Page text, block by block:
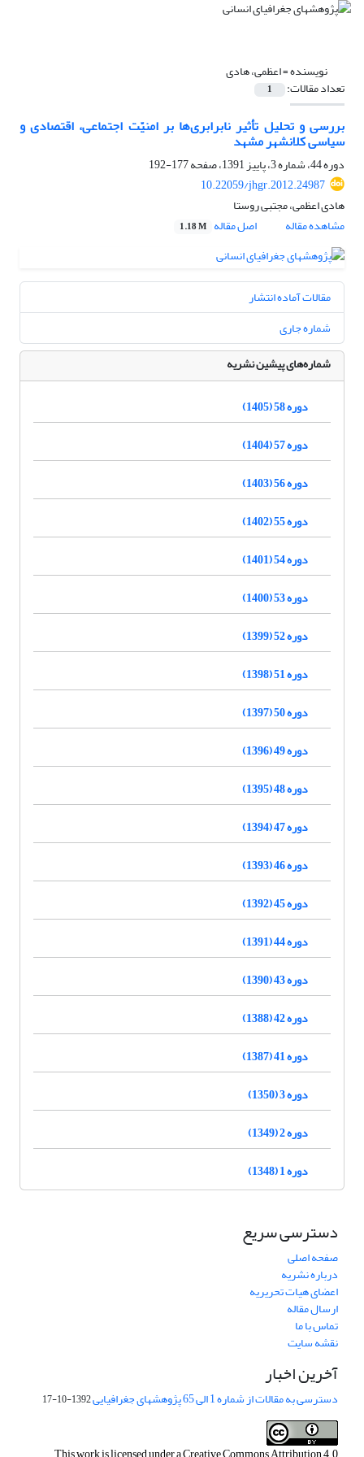
نویسنده =اعظمی، هادی
تعداد مقالات: 1
بررسی و تحلیل تأثیر نابرابری‌ها بر امنیّت اجتماعی، اقتصادی و
سیاسی کلان‎شهر مشهد
دوره 44، شماره 3، پاییز 1391، صفحه
177-192
10.22059/jhgr.2012.24987
هادی اعظمی، مجتبی روستا
مشاهده مقاله
اصل مقاله 1.18 M
مقالات آماده انتشار
شماره جاری
شماره‌های پیشین نشریه
دوره 58 (1405)
دوره 57 (1404)
دوره 56 (1403)
دوره 55 (1402)
دوره 54 (1401)
دوره 53 (1400)
دوره 52 (1399)
دوره 51 (1398)
دوره 50 (1397)
دوره 49 (1396)
دوره 48 (1395)
دوره 47 (1394)
دوره 46 (1393)
دوره 45 (1392)
دوره 44 (1391)
دوره 43 (1390)
دوره 42 (1388)
دوره 41 (1387)
دوره 3 (1350)
دوره 2 (1349)
دوره 1 (1348)
دسترسی سریع
صفحه اصلی
درباره نشریه
اعضای هیات تحریریه
ارسال مقاله
تماس با ما
نقشه سایت
آخرین اخبار
دسترسی به مقالات از شماره 1 الی 65 پژوهشهای جغرافیایی 1392-10-17